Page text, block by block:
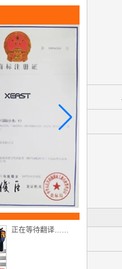
正在等待翻译……